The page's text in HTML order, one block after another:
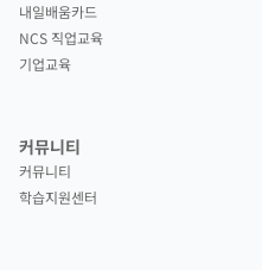
내일배움카드
NCS 직업교육
기업교육
커뮤니티
커뮤니티
학습지원센터